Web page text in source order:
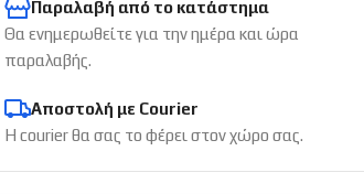
Παραλαβή από το κατάστημα
Θα ενημερωθείτε για την ημέρα και ώρα
παραλαβής.
Αποστολή με Courier
Η courier θα σας το φέρει στον χώρο σας.